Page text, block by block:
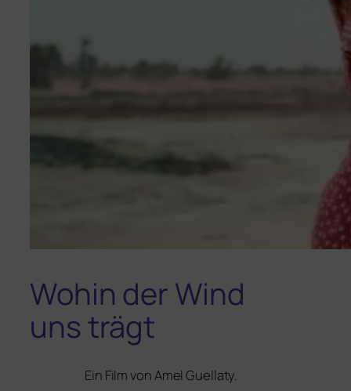
Wohin der Wind
uns trägt
Ein Film von Amel Guellaty.